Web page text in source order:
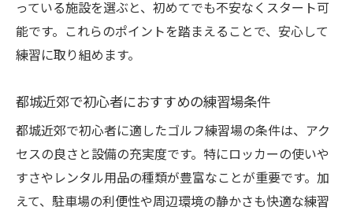
っている施設を選ぶと、初めてでも不安なくスタート可
能です。これらのポイントを踏まえることで、安心して
練習に取り組めます。
都城近郊で初心者におすすめの練習場条件
都城近郊で初心者に適したゴルフ練習場の条件は、アク
セスの良さと設備の充実度です。特にロッカーの使いや
すさやレンタル用品の種類が豊富なことが重要です。加
えて、駐車場の利便性や周辺環境の静かさも快適な練習